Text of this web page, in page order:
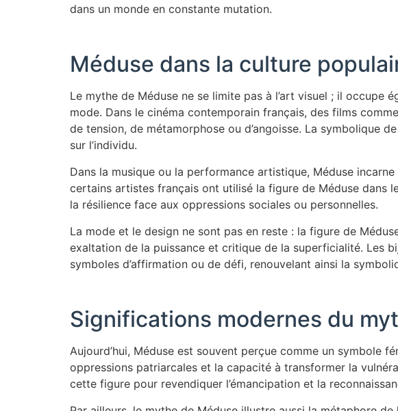
dans un monde en constante mutation.
Méduse dans la culture
Le mythe de Méduse ne se limite pas à l’art visuel ; il occupe
mode. Dans le cinéma contemporain français, des films comme
de tension, de métamorphose ou d’angoisse. La symbolique
sur l’individu.
Dans la musique ou la performance artistique, Méduse
certains artistes français ont utilisé la figure de Méduse dans
la résilience face aux oppressions sociales ou personnelles.
La mode et le design ne sont pas en reste : la figure de
exaltation de la puissance et critique de la superficialité. Les
symboles d’affirmation ou de défi, renouvelant ainsi la
Significations modernes du
Aujourd’hui, Méduse est souvent perçue comme un symbole
oppressions patriarcales et la capacité à transformer la
cette figure pour revendiquer l’émancipation et la